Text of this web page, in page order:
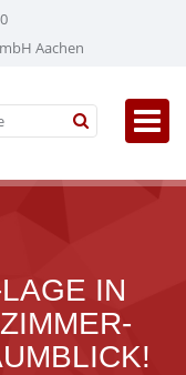
Aachen
IN